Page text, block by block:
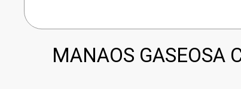
MANAOS GASEOSA